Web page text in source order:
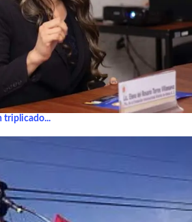
triplicado...